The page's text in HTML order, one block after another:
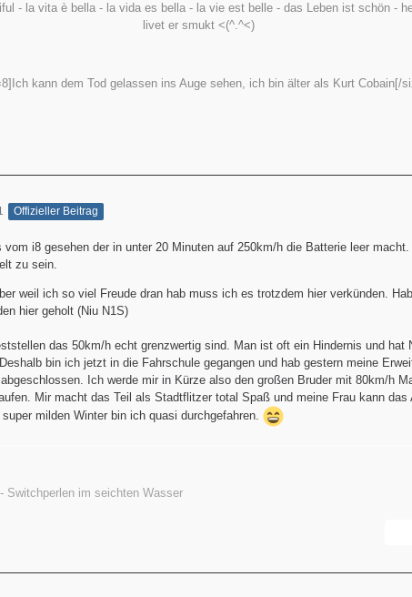
- la vita è bella - la vida es bella - la vie est belle - das Leben ist schön -
livet er smukt <(^.^<)
kann dem Tod gelassen ins Auge sehen, ich bin älter als Kurt Cobain[/
Offizieller Beitrag
vom i8 gesehen der in unter 20 Minuten auf 250km/h die Batterie leer
zu sein.
weil ich so viel Freude dran hab muss ich es trotzdem hier verkünden.
hier geholt (Niu N1S)
das 50km/h echt grenzwertig sind. Man ist oft ein Hindernis und hat
bin ich jetzt in die Fahrschule gegangen und hab gestern meine
Ich werde mir in Kürze also den großen Bruder mit 80km/h
Mir macht das Teil als Stadtflitzer total Spaß und meine Frau kann das
milden Winter bin ich quasi durchgefahren.
Switchperlen im seichten Wasser